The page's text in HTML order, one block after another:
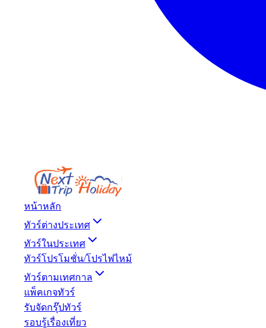
หน้าหลัก
ทัวร์ต่างประเทศ
ทัวร์ในประเทศ
ทัวร์โปรโมชั่น/โปรไฟไหม้
ทัวร์ตามเทศกาล
แพ็คเกจทัวร์
รับจัดกรุ๊ปทัวร์
รอบรู้เรื่องเที่ยว